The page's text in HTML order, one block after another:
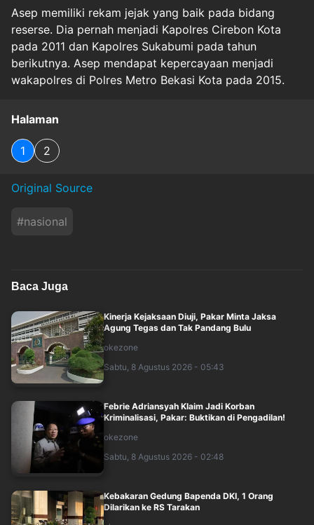
Asep memiliki rekam jejak yang baik pada bidang
reserse. Dia pernah menjadi Kapolres Cirebon Kota
pada 2011 dan Kapolres Sukabumi pada tahun
berikutnya. Asep mendapat kepercayaan menjadi
wakapolres di Polres Metro Bekasi Kota pada 2015.
Halaman
1 2
Original Source
#nasional
Baca Juga
Kinerja Kejaksaan Diuji, Pakar Minta Jaksa
Agung Tegas dan Tak Pandang Bulu
okezone
Sabtu, 8 Agustus 2026 - 05:43
Febrie Adriansyah Klaim Jadi Korban
Kriminalisasi, Pakar: Buktikan di Pengadilan!
okezone
Sabtu, 8 Agustus 2026 - 02:48
Kebakaran Gedung Bapenda DKI, 1 Orang
Dilarikan ke RS Tarakan